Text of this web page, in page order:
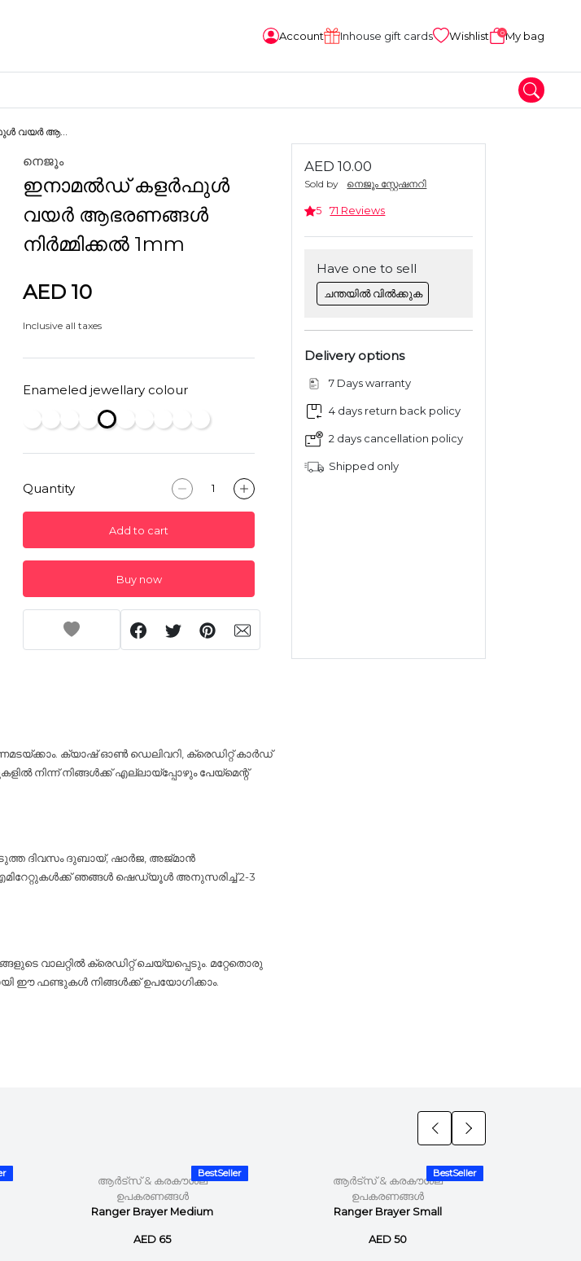
Account Inhouse gift cards Wishlist 0My bag
വയർ ആ...
നെജൂം
ഇനാമൽഡ് കളർഫുൾ
വയർ ആഭരണങ്ങൾ
നിർമ്മിക്കൽ 1mm
AED 10
Inclusive all taxes
Enameled jewellary colour
Quantity
Add to cart
Buy now
AED 10.00
Sold by നെജൂം സ്റ്റേഷനറി
5 71 Reviews
Have one to sell
ചന്തയിൽ വിൽക്കുക
Delivery options
7 Days warranty
4 days return back policy
2 days cancellation policy
Shipped only
ക്യാഷ് ഓൺ ഡെലിവറി, ക്രെഡിറ്റ് കാർഡ്
നിന്ന് നിങ്ങൾക്ക് എല്ലായ്പ്പോഴും പേയ്‌മെന്റ്
ദിവസം ദുബായ്, ഷാർജ, അജ്മാൻ
എമിറേറ്റുകൾക്ക് ഞങ്ങൾ ഷെഡ്യൂൾ അനുസരിച്ച് 2-3
വാലറ്റിൽ ക്രെഡിറ്റ് ചെയ്യപ്പെടും. മറ്റേതൊരു
ഈ ഫണ്ടുകൾ നിങ്ങൾക്ക് ഉപയോഗിക്കാം.
BestSeller
ആർട്സ് & കരകൗശല
ഉപകരണങ്ങൾ
Ranger Brayer Medium
AED 65
BestSeller
ആർട്സ് & കരകൗശല
ഉപകരണങ്ങൾ
Ranger Brayer Small
AED 50